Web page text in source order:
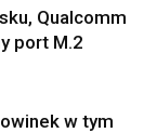
Qualcomm
port M.2
w tym